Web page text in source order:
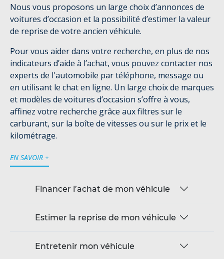
Nous vous proposons un large choix d’annonces de
voitures d’occasion et la possibilité d’estimer la valeur
de reprise de votre ancien véhicule.
Pour vous aider dans votre recherche, en plus de nos
indicateurs d’aide à l’achat, vous pouvez contacter nos
experts de l'automobile par téléphone, message ou
en utilisant le chat en ligne. Un large choix de marques
et modèles de voitures d’occasion s’offre à vous,
affinez votre recherche grâce aux filtres sur le
carburant, sur la boîte de vitesses ou sur le prix et le
kilométrage.
EN SAVOIR +
Financer l’achat de mon véhicule
Estimer la reprise de mon véhicule
Entretenir mon véhicule